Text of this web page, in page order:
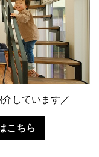
しています／
こちら